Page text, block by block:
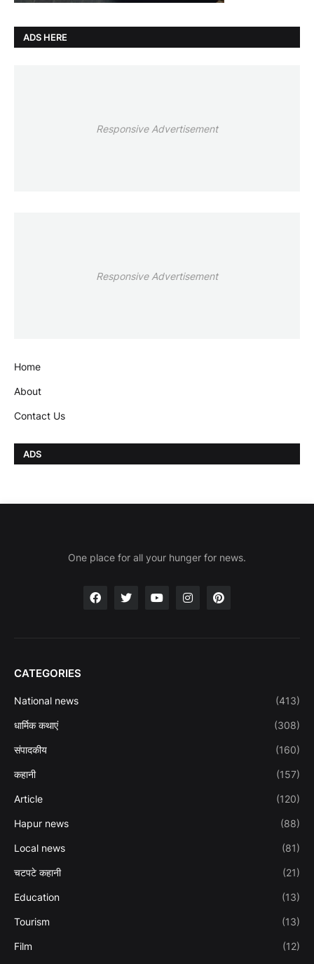
ADS HERE
Responsive Advertisement
Responsive Advertisement
Home
About
Contact Us
ADS
One place for all your hunger for news.
CATEGORIES
National news (413)
धार्मिक कथाएं (308)
संपादकीय (160)
कहानी (157)
Article (120)
Hapur news (88)
Local news (81)
चटपटे कहानी (21)
Education (13)
Tourism (13)
Film (12)